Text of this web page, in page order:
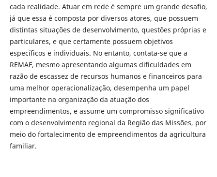
cada realidade. Atuar em rede é sempre um grande desafio,
já que essa é composta por diversos atores, que possuem
distintas situações de desenvolvimento, questões próprias e
particulares, e que certamente possuem objetivos
específicos e individuais. No entanto, contata-se que a
REMAF, mesmo apresentando algumas dificuldades em
razão de escassez de recursos humanos e financeiros para
uma melhor operacionalização, desempenha um papel
importante na organização da atuação dos
empreendimentos, e assume um compromisso significativo
com o desenvolvimento regional da Região das Missões, por
meio do fortalecimento de empreendimentos da agricultura
familiar.